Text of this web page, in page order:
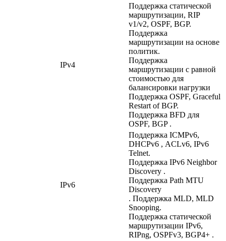
IPv4
Поддержка статической
маршрутизации, RIP
v1/v2, OSPF, BGP.
Поддержка
маршрутизации на основе
политик.
Поддержка
маршрутизации с равной
стоимостью для
балансировки нагрузки
Поддержка OSPF, Graceful
Restart of BGP.
Поддержка BFD для
OSPF, BGP .
IPv6
Поддержка ICMPv6,
DHCPv6 , ACLv6, IPv6
Telnet.
Поддержка IPv6 Neighbor
Discovery .
Поддержка Path MTU
Discovery
. Поддержка MLD, MLD
Snooping.
Поддержка статической
маршрутизации IPv6,
RIPng, OSPFv3, BGP4+ .